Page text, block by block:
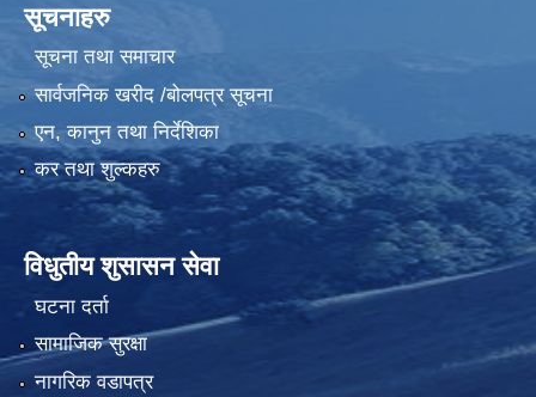
सूचनाहरु
सूचना तथा समाचार
सार्वजनिक खरीद /बोलपत्र सूचना
एन, कानुन तथा निर्देशिका
कर तथा शुल्कहरु
विधुतीय शुसासन सेवा
घटना दर्ता
सामाजिक सुरक्षा
नागरिक वडापत्र